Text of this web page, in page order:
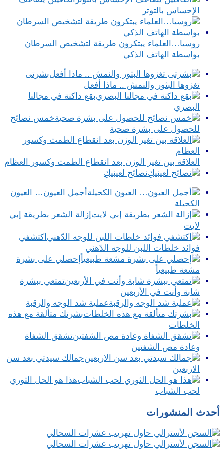
الإحساس بالتوتر
روسيا…العلماء يبتكرون طريقة لتشخيص السرطان
بواسطة الهاتف الذكي
بشرتى
تغزوها البثور والنمش .. ماذا أفعل
بقع داكنة في مجالنا
البصري
خمس نصائح
للحصول على بشرة صحية
العلاقة بين تغير الوزن بعد انقطاع الطمث وكسور العظام
نصائح لعينيكِ
أجمل العيون… العيون
الكحيلة
إزالة الشعر بطريقة إبي
لايت
اكتشفي
فوائد خلطات اللبن للوجه الدّهني
إحصلي على بشرة
مشعة طبيعياً
تمتعي ببشرة
شابة وأنت في الأربعين
عملية شد الوجه والرقبة
بشرتك متألقة مع هذه
الخلطات
تشقق الشفاة
وعادة مص الشفتين
جمالك سيدتي بعد سن
الاربعين
هذا هو الحل الثوري
لحب الشباب
أحدث المنشورات